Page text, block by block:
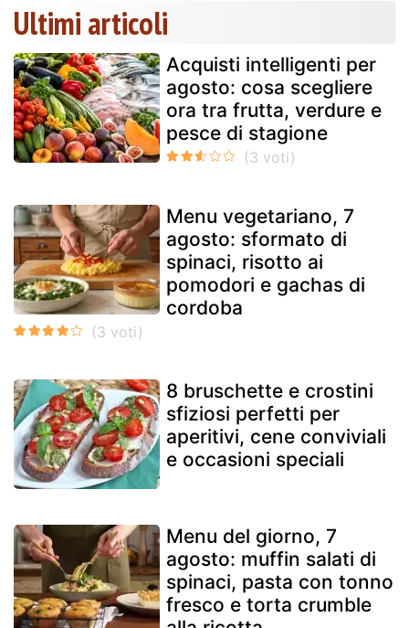
Ultimi articoli
Acquisti intelligenti per
agosto: cosa scegliere
ora tra frutta, verdure e
pesce di stagione
Menu vegetariano, 7
agosto: sformato di
spinaci, risotto ai
pomodori e gachas di
cordoba
8 bruschette e crostini
sfiziosi perfetti per
aperitivi, cene conviviali
e occasioni speciali
Menu del giorno, 7
agosto: muffin salati di
spinaci, pasta con tonno
fresco e torta crumble